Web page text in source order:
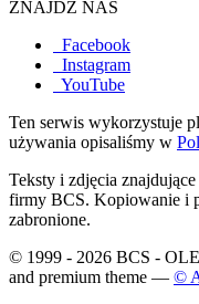
ZNAJDŹ NAS
Facebook
Instagram
YouTube
Ten serwis wykorzystuje
używania opisaliśmy w
Teksty i zdjęcia znajdujące
firmy BCS. Kopiowanie i
zabronione.
© 1999 - 2026 BCS -
and premium theme — ©